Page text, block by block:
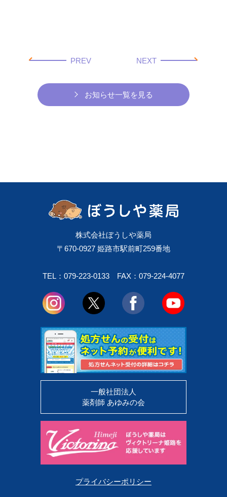
PREV
お知らせ一覧を見る
NEXT
株式会社ぼうしや薬局
〒670-0927 姫路市駅前町259番地
TEL：079-223-0133 FAX：079-224-4077
一般社団法人
薬剤師 あゆみの会
プライバシーポリシー